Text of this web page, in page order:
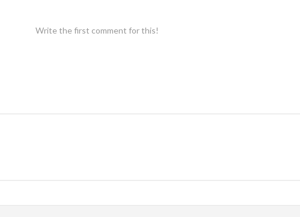
Write the first comment for this!